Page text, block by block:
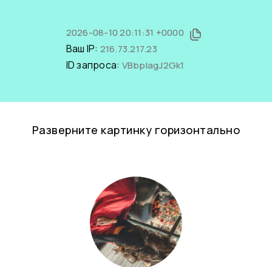
2026-08-10 20:11:31 +0000
Ваш IP: 216.73.217.23
ID запроса: VBbplagJ2Gk1
Разверните картинку горизонтально